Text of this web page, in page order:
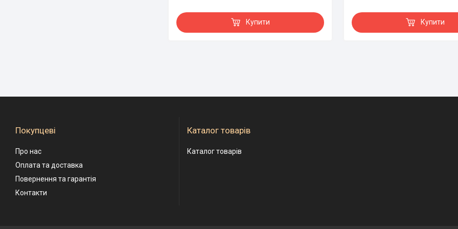
Купити Купити
Покупцеві
Про нас
Оплата та доставка
Повернення та гарантія
Контакти
Каталог товарів
Каталог товарів